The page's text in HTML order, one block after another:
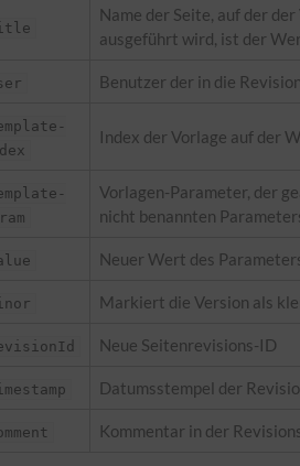
Name der Seite, auf der
ausgeführt wird, ist der
Benutzer der in die
Index der Vorlage auf der
Vorlagen-Parameter, der
nicht benannten
Neuer Wert des
Markiert die Version als
Neue Seitenrevisions-ID
Datumsstempel der
Kommentar in der